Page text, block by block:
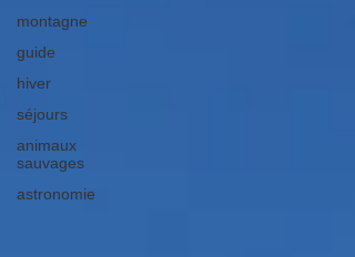
montagne
guide
hiver
séjours
animaux
sauvages
astronomie